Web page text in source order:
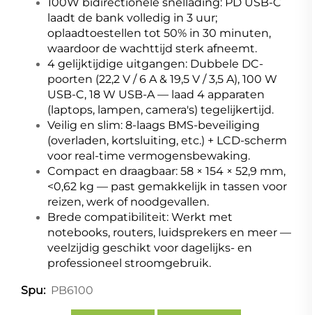
laadt de bank volledig in 3 uur;
oplaadtoestellen tot 50% in 30 minuten,
waardoor de wachttijd sterk afneemt.
4 gelijktijdige uitgangen: Dubbele DC-
poorten (22,2 V / 6 A & 19,5 V / 3,5 A), 100 W
USB-C, 18 W USB-A — laad 4 apparaten
(laptops, lampen, camera's) tegelijkertijd.
Veilig en slim: 8-laags BMS-beveiliging
(overladen, kortsluiting, etc.) + LCD-scherm
voor real-time vermogensbewaking.
Compact en draagbaar: 58 × 154 × 52,9 mm,
<0,62 kg — past gemakkelijk in tassen voor
reizen, werk of noodgevallen.
Brede compatibiliteit: Werkt met
notebooks, routers, luidsprekers en meer —
veelzijdig geschikt voor dagelijks- en
professioneel stroomgebruik.
Spu: PB6100